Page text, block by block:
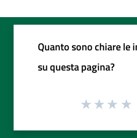
Quanto sono chiare le
su questa pagina?